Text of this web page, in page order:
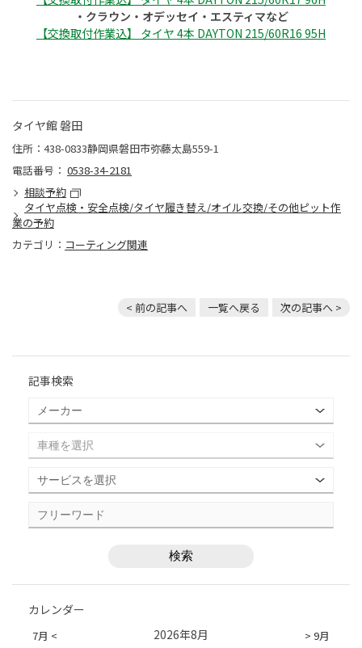
・クラウン・オデッセイ・エスティマなど
【交換取付作業込】 タイヤ 4本 DAYTON 215/60R16 95H
タイヤ館 磐田
住所：438-0833静岡県磐田市弥藤太島559-1
電話番号： 0538-34-2181
相談予約
タイヤ点検・安全点検/タイヤ履き替え/オイル交換/その他ピット作
業の予約
カテゴリ： コーティング関連
< 前の記事へ 一覧へ戻る 次の記事へ >
記事検索
カレンダー
7月 < > 9月
2026年8月